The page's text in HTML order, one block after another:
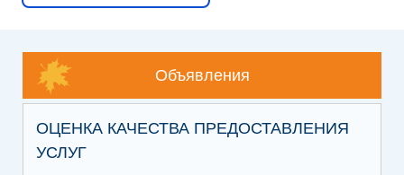
Объявления
ОЦЕНКА КАЧЕСТВА ПРЕДОСТАВЛЕНИЯ
УСЛУГ